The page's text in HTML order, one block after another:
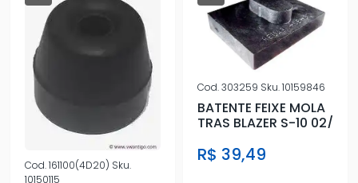
Cod.161100(4D20) Sku.
10150115
Cod.303259 Sku.10159846
BATENTE FEIXE MOLA
TRAS BLAZER S-10 02/
R$ 39,49